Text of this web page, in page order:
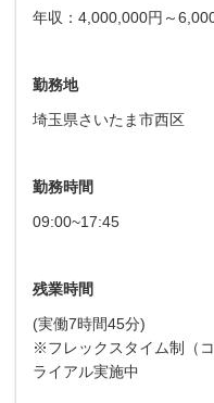
年収：4,000,000円～
勤務地
埼玉県さいたま市西区
勤務時間
09:00~17:45
残業時間
(実働7時間45分)
※フレックスタイム制（
ライアル実施中